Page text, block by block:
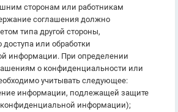
сторонам или работникам
соглашения должно
типа другой стороны,
доступа или обработки
информации. При определении
о конфиденциальности или
учитывать следующее:
информации, подлежащей защите
информации);